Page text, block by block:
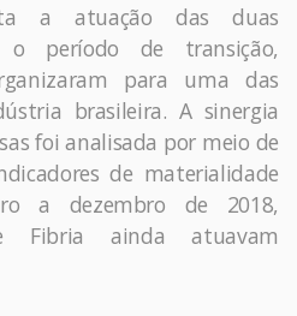
a atuação das duas
o período de transição,
para uma das
brasileira. A sinergia
foi analisada por meio de
de materialidade
a dezembro de 2018,
Fibria ainda atuavam